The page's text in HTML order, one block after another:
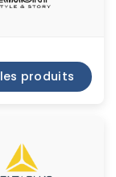
produits